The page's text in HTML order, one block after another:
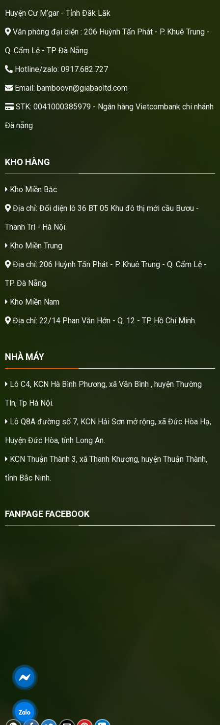
Huyện Cư M’gar - Tỉnh Đăk Lăk
Văn phòng đại diện : 206 Huỳnh Tấn Phát - P. Khuê Trung -
Q. Cẩm Lệ - TP. Đà Nẵng
Hotline/zalo: 0917.682.727
Email: bamboovn@giabaoltd.com
STK: 0041000385979 - Ngân hàng Vietcombank chi nhánh
Đà nẵng
KHO HÀNG
Kho Miền Bắc
Địa chỉ: Đối diện lô 36 BT 05 Khu đô thị mới cầu Bươu -
Thanh Trì - Hà Nội.
Kho Miền Trung
Địa chỉ: 206 Huỳnh Tấn Phát - P. Khuê Trung - Q. Cẩm Lệ -
TP. Đà Nẵng.
Kho Miền Nam
Địa chỉ: 22/14 Phan Văn Hớn - Q. 12 - TP. Hồ Chí Minh.
NHÀ MÁY
Lô C4, KCN Hà Bình Phương, xã Văn Bình , huyện Thường
Tín, Tp Hà Nội.
Lô Q8A đường số 7, KCN Hải Sơn mở rộng, xã Đức Hòa Hạ,
Huyện Đức Hòa, tỉnh Long An.
KCN Thuận Thành 3, xã Thanh Khương, huyện Thuận Thành,
tỉnh Bắc Ninh.
FANPAGE FACEBOOK